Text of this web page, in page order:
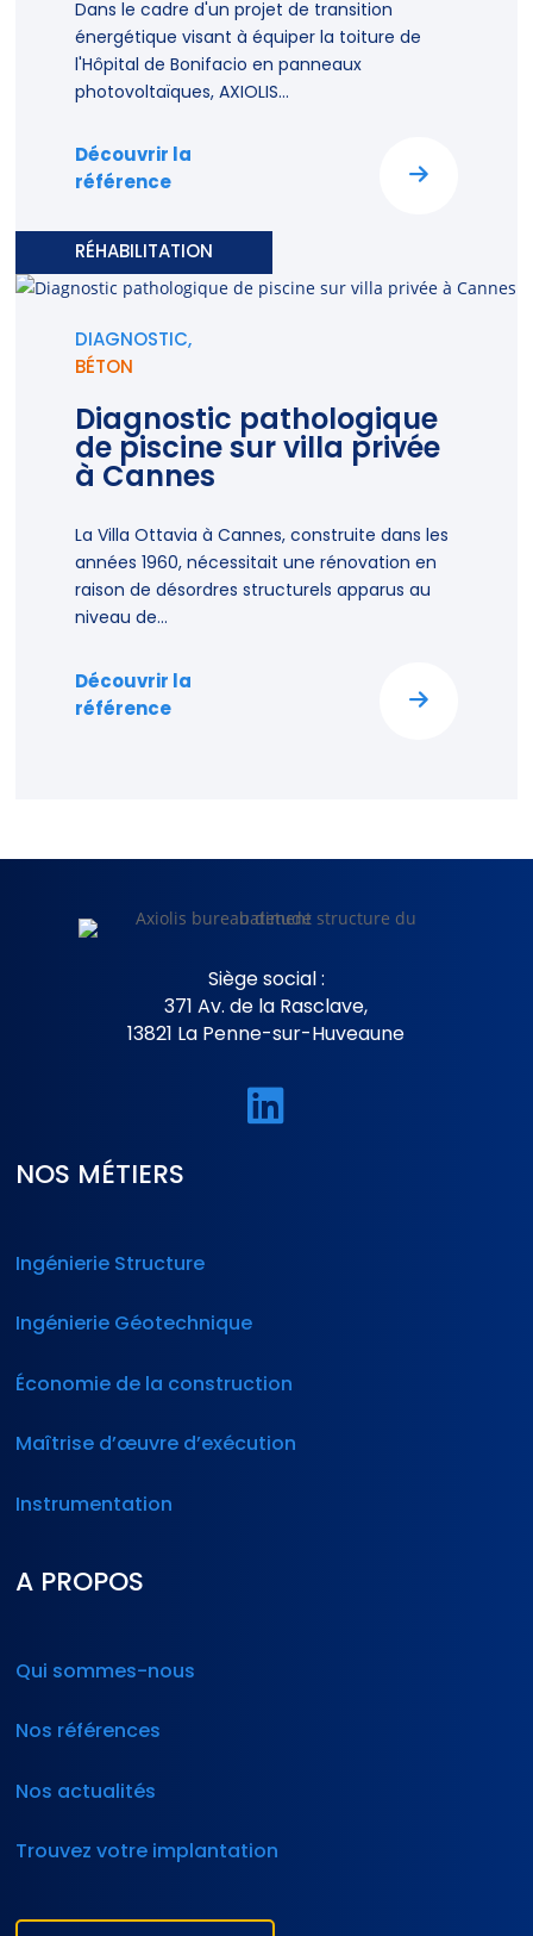
Dans le cadre d'un projet de transition
énergétique visant à équiper la toiture de
l'Hôpital de Bonifacio en panneaux
photovoltaïques, AXIOLIS...
Découvrir la
référence
RÉHABILITATION
DIAGNOSTIC,
BÉTON
Diagnostic pathologique
de piscine sur villa privée
à Cannes
La Villa Ottavia à Cannes, construite dans les
années 1960, nécessitait une rénovation en
raison de désordres structurels apparus au
niveau de...
Découvrir la
référence
Siège social :
371 Av. de la Rasclave,
13821 La Penne-sur-Huveaune

NOS MÉTIERS
Ingénierie Structure
Ingénierie Géotechnique
Économie de la construction
Maîtrise d’œuvre d’exécution
Instrumentation
A PROPOS
Qui sommes-nous
Nos références
Nos actualités
Trouvez votre implantation